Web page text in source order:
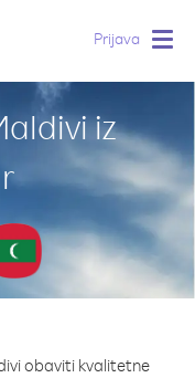
Prijava
iz
obaviti kvalitetne